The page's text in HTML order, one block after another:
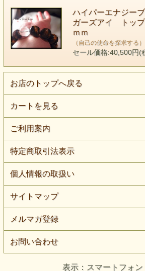
各チャクラの感覚的な意味合いを記載
イド』をお付けいたし
当店でおひとつ選ばせていただきま
サイズ 縦約4.5cm～5.5cm、厚み約
ハイパーエナジー
ガーズアイ トッ
ｍｍ
（自己の使命を探求する）
セール価格:40,500円(
お店のトップへ戻る
カートを見る
ご利用案内
特定商取引法表示
個人情報の取扱い
サイトマップ
メルマガ登録
お問い合わせ
表示：スマートフォン